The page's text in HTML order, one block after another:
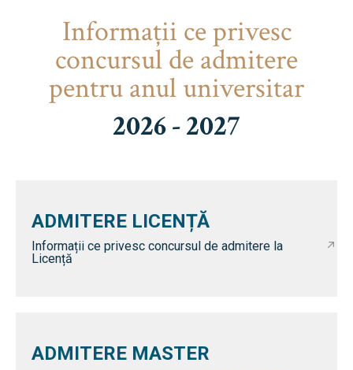
Informaţii ce privesc
concursul de admitere
pentru anul universitar
2026 - 2027
ADMITERE LICENȚĂ
Informații ce privesc concursul de admitere la
Licență
ADMITERE MASTER